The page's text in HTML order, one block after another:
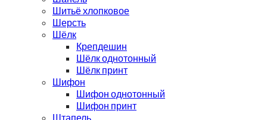
Шитьё хлопковое
Шерсть
Шёлк
Крепдешин
Шёлк однотонный
Шёлк принт
Шифон
Шифон однотонный
Шифон принт
Штапель